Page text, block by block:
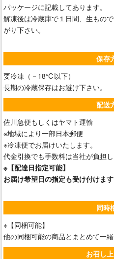
パッケージに記載してあります。
解凍後は冷蔵庫で１日間、生もの
がり下さい。
保存
要冷凍（－18℃以下）
長期の冷蔵保存はお避け下さい。
配送
佐川急便もしくはヤマト運輸
※地域により一部日本郵便
※冷凍便でお届けいたします。
代金引換でも手数料は当社が負担し
※【配達日指定可能】
お届け希望日の指定も受け付けます
同時
※【同梱可能】
他の同梱可能の商品とまとめて一
お召し